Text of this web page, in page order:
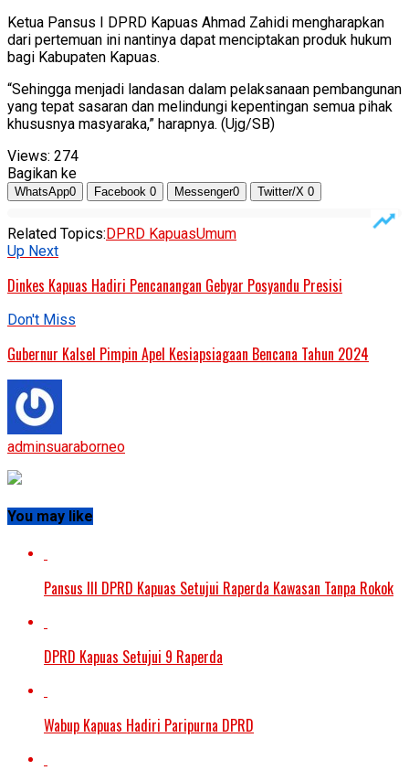
Ketua Pansus I DPRD Kapuas Ahmad Zahidi mengharapkan
dari pertemuan ini nantinya dapat menciptakan produk hukum
bagi Kabupaten Kapuas.
“Sehingga menjadi landasan dalam pelaksanaan pembangunan
yang tepat sasaran dan melindungi kepentingan semua pihak
khususnya masyaraka,” harapnya. (Ujg/SB)
Views: 274
Bagikan ke
WhatsApp0 Facebook 0 Messenger0 Twitter/X 0
Related Topics:DPRD KapuasUmum
Up Next
Dinkes Kapuas Hadiri Pencanangan Gebyar Posyandu Presisi
Don't Miss
Gubernur Kalsel Pimpin Apel Kesiapsiagaan Bencana Tahun 2024
adminsuaraborneo
You may like
Pansus III DPRD Kapuas Setujui Raperda Kawasan Tanpa Rokok
DPRD Kapuas Setujui 9 Raperda
Wabup Kapuas Hadiri Paripurna DPRD